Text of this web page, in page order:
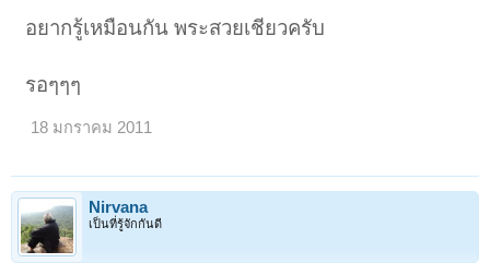
อยากรู้เหมือนกัน พระสวยเชียวครับ
รอๆๆๆ
18 มกราคม 2011
Nirvana
เป็นที่รู้จักกันดี